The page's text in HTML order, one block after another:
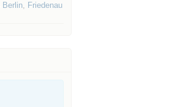
Berlin, Friedenau